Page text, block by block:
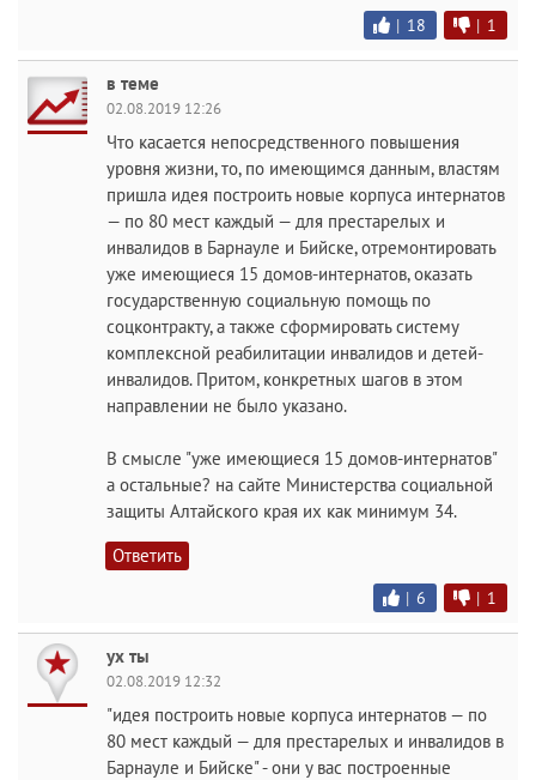
| 18 | 1
в теме
02.08.2019 12:26
Что касается непосредственного повышения
уровня жизни, то, по имеющимся данным, властям
пришла идея построить новые корпуса интернатов
— по 80 мест каждый — для престарелых и
инвалидов в Барнауле и Бийске, отремонтировать
уже имеющиеся 15 домов-интернатов, оказать
государственную социальную помощь по
соцконтракту, а также сформировать систему
комплексной реабилитации инвалидов и детей-
инвалидов. Притом, конкретных шагов в этом
направлении не было указано.
В смысле "уже имеющиеся 15 домов-интернатов"
а остальные? на сайте Министерства социальной
защиты Алтайского края их как минимум 34.
Ответить
| 6 | 1
ух ты
02.08.2019 12:32
"идея построить новые корпуса интернатов — по
80 мест каждый — для престарелых и инвалидов в
Барнауле и Бийске" - они у вас построенные